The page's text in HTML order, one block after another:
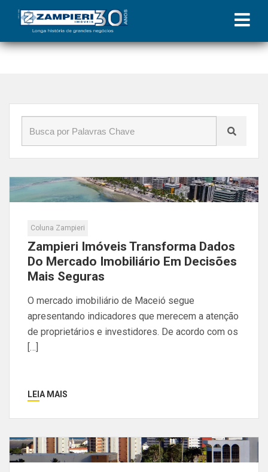
Início»Blog»zampieri imóveis
Coluna Zampieri
Zampieri Imóveis Transforma Dados
Do Mercado Imobiliário Em Decisões
Mais Seguras
O mercado imobiliário de Maceió segue
apresentando indicadores que merecem a atenção
de proprietários e investidores. De acordo com os
[…]
LEIA MAIS